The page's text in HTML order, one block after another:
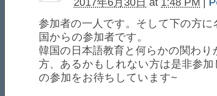
参加者の一人です。そして下の方
国からの参加者です。
韓国の日本語教育と何らかの関わ
方、あるかもしれない方は是非参
の参加をお待ちしています~